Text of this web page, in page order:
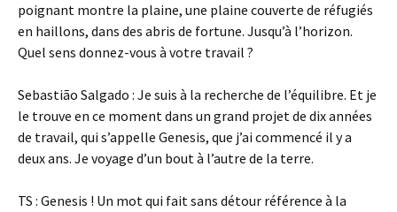
poignant montre la plaine, une plaine couverte de réfugiés
en haillons, dans des abris de fortune. Jusqu’à l’horizon.
Quel sens donnez-vous à votre travail ?
Sebastião Salgado : Je suis à la recherche de l’équilibre. Et je
le trouve en ce moment dans un grand projet de dix années
de travail, qui s’appelle Genesis, que j’ai commencé il y a
deux ans. Je voyage d’un bout à l’autre de la terre.
TS : Genesis ! Un mot qui fait sans détour référence à la